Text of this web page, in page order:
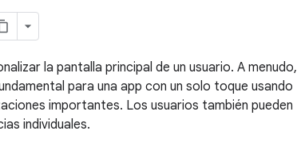
la pantalla principal de un usuario. A menudo,
para una app con un solo toque usando
importantes. Los usuarios también pueden
individuales.